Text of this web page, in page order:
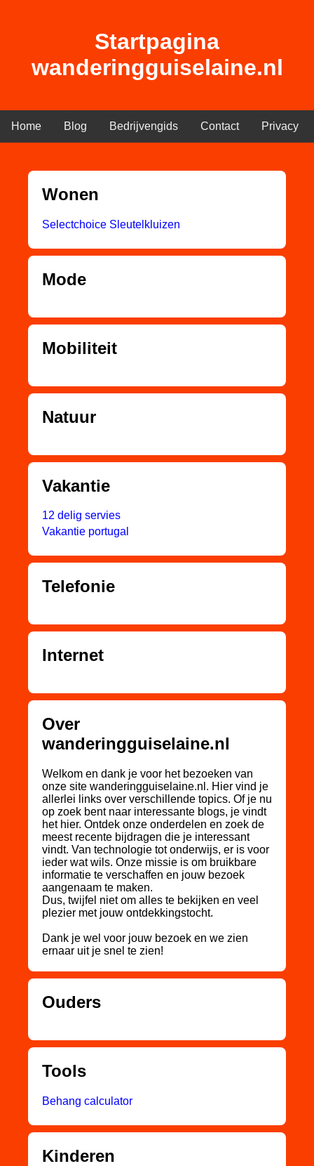
Startpagina
wanderingguiselaine.nl
Home Blog Bedrijvengids Contact Privacy
Wonen
Selectchoice Sleutelkluizen
Mode
Mobiliteit
Natuur
Vakantie
12 delig servies
Vakantie portugal
Telefonie
Internet
Over
wanderingguiselaine.nl
Welkom en dank je voor het bezoeken van
onze site wanderingguiselaine.nl. Hier vind je
allerlei links over verschillende topics. Of je nu
op zoek bent naar interessante blogs, je vindt
het hier. Ontdek onze onderdelen en zoek de
meest recente bijdragen die je interessant
vindt. Van technologie tot onderwijs, er is voor
ieder wat wils. Onze missie is om bruikbare
informatie te verschaffen en jouw bezoek
aangenaam te maken.
Dus, twijfel niet om alles te bekijken en veel
plezier met jouw ontdekkingstocht.
Dank je wel voor jouw bezoek en we zien
ernaar uit je snel te zien!
Ouders
Tools
Behang calculator
Kinderen